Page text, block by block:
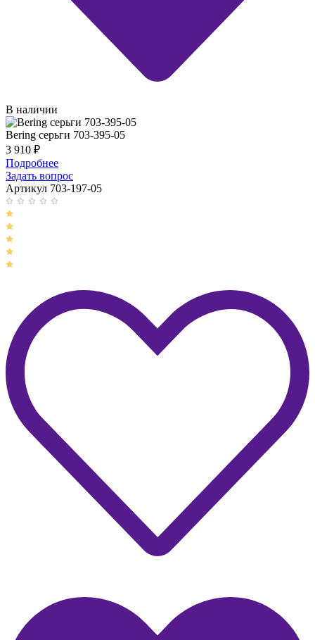
В наличии
Bering серьги 703-395-05
3 910 ₽
Подробнее
Задать вопрос
Артикул 703-197-05